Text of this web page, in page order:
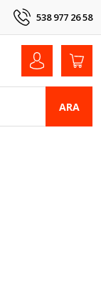
538 977 26 58
ARA